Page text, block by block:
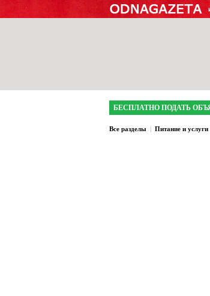
БЕСПЛАТНО ПОДАТЬ
Все разделы | Питание и услуги